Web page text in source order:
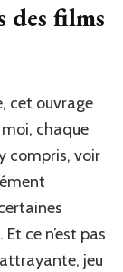
des films
cet ouvrage
chaque
compris, voir
ce n’est pas
jeu